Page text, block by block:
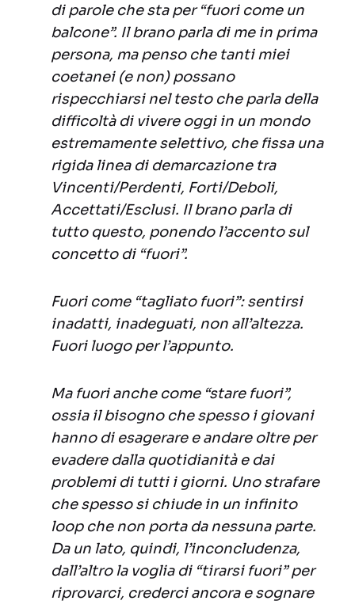
di parole che sta per “fuori come un
balcone”. Il brano parla di me in prima
persona, ma penso che tanti miei
coetanei (e non) possano
rispecchiarsi nel testo che parla della
difficoltà di vivere oggi in un mondo
estremamente selettivo, che fissa una
rigida linea di demarcazione tra
Vincenti/Perdenti, Forti/Deboli,
Accettati/Esclusi. Il brano parla di
tutto questo, ponendo l’accento sul
concetto di “fuori”.
Fuori come “tagliato fuori”: sentirsi
inadatti, inadeguati, non all’altezza.
Fuori luogo per l’appunto.
Ma fuori anche come “stare fuori”,
ossia il bisogno che spesso i giovani
hanno di esagerare e andare oltre per
evadere dalla quotidianità e dai
problemi di tutti i giorni. Uno strafare
che spesso si chiude in un infinito
loop che non porta da nessuna parte.
Da un lato, quindi, l’inconcludenza,
dall’altro la voglia di “tirarsi fuori” per
riprovarci, crederci ancora e sognare